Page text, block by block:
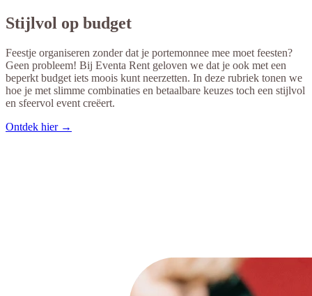
Stijlvol op budget
Feestje organiseren zonder dat je portemonnee mee moet feesten?
Geen probleem! Bij Eventa Rent geloven we dat je ook met een
beperkt budget iets moois kunt neerzetten. In deze rubriek tonen we
hoe je met slimme combinaties en betaalbare keuzes toch een stijlvol
en sfeervol event creëert.
Ontdek hier →